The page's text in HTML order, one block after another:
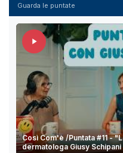
Guarda le puntate
Così Com'è /Puntata #11 -
dermatologa Giusy Schipani